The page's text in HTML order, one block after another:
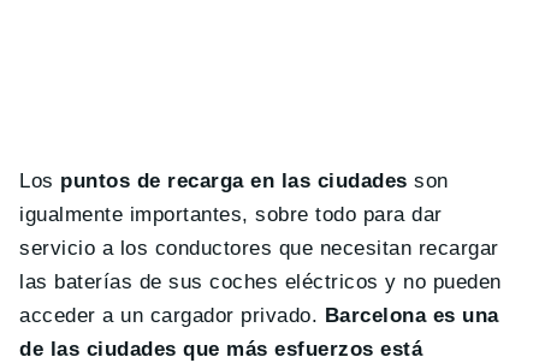
Los puntos de recarga en las ciudades son
igualmente importantes, sobre todo para dar
servicio a los conductores que necesitan recargar
las baterías de sus coches eléctricos y no pueden
acceder a un cargador privado. Barcelona es una
de las ciudades que más esfuerzos está